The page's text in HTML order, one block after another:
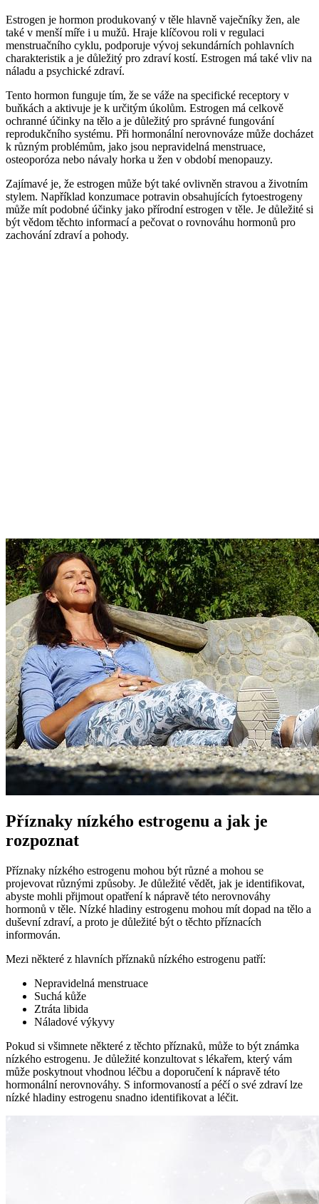
Estrogen je hormon produkovaný v těle hlavně vaječníky žen, ale
také v menší míře i u mužů. Hraje klíčovou roli v regulaci
menstruačního cyklu, podporuje vývoj sekundárních pohlavních
charakteristik a je důležitý pro zdraví kostí. Estrogen má také vliv na
náladu a psychické zdraví.
Tento hormon funguje tím, že se váže na specifické receptory v
buňkách a aktivuje je k určitým úkolům. Estrogen má celkově
ochranné účinky na tělo a je důležitý pro správné fungování
reprodukčního systému. Při hormonální nerovnováze může docházet
k různým problémům, jako jsou nepravidelná menstruace,
osteoporóza nebo návaly horka u žen v období menopauzy.
Zajímavé je, že estrogen může být také ovlivněn stravou a životním
stylem. Například konzumace potravin obsahujících fytoestrogeny
může mít podobné účinky jako přírodní estrogen v těle. Je důležité si
být vědom těchto informací a pečovat o rovnováhu hormonů pro
zachování zdraví a pohody.
Příznaky nízkého estrogenu a jak je
rozpoznat
Příznaky nízkého estrogenu mohou být různé a mohou se
projevovat různými způsoby. Je důležité vědět, jak je identifikovat,
abyste mohli přijmout opatření k nápravě této nerovnováhy
hormonů v těle. Nízké hladiny estrogenu mohou mít dopad na tělo a
duševní zdraví, a proto je důležité být o těchto příznacích
informován.
Mezi některé z hlavních příznaků nízkého estrogenu patří:
Nepravidelná menstruace
Suchá kůže
Ztráta libida
Náladové výkyvy
Pokud si všimnete některé z těchto příznaků, může to být známka
nízkého estrogenu. Je důležité konzultovat s lékařem, který vám
může poskytnout vhodnou léčbu a doporučení k nápravě této
hormonální nerovnováhy. S informovaností a péčí o své zdraví lze
nízké hladiny estrogenu snadno identifikovat a léčit.